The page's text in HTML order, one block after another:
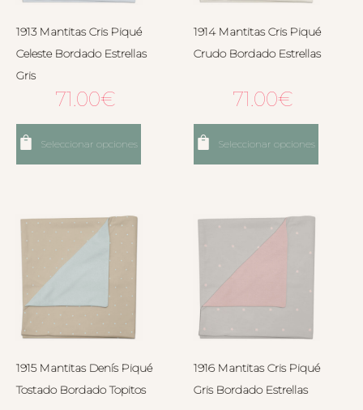
1913 Mantitas Cris Piqué
Celeste Bordado Estrellas
Gris
71.00€
Seleccionar opciones
1914 Mantitas Cris Piqué
Crudo Bordado Estrellas
71.00€
Seleccionar opciones
1915 Mantitas Denís Piqué
Tostado Bordado Topitos
1916 Mantitas Cris Piqué
Gris Bordado Estrellas